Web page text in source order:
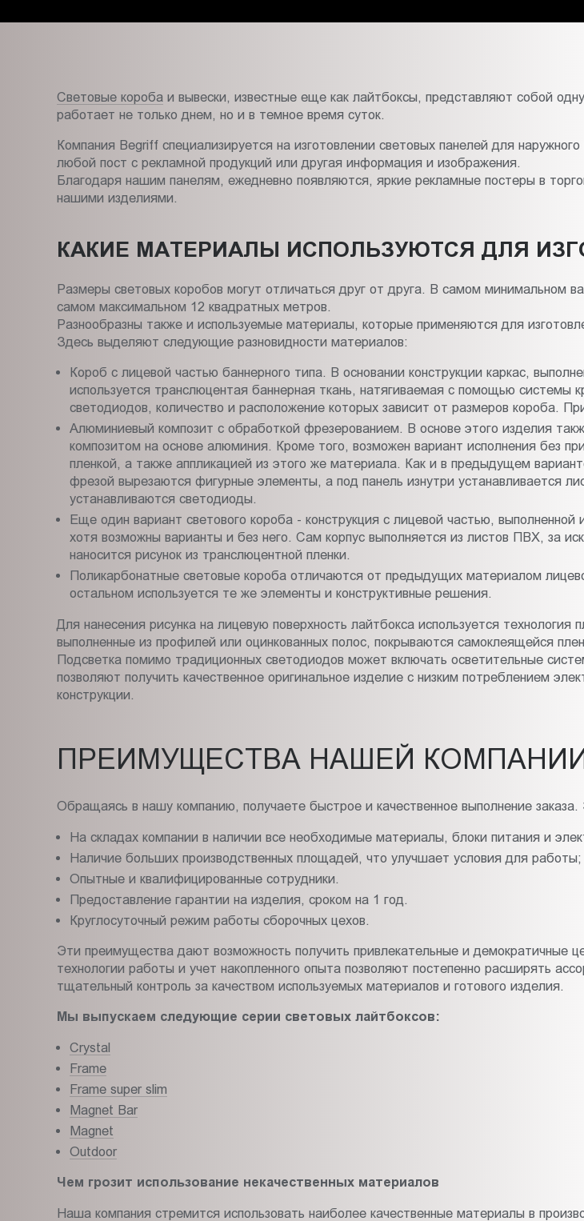
Световые короба и вывески, известные еще как лайтбоксы, представляют собой
работает не только днем, но и в темное время суток.
Компания Begriff специализируется на изготовлении световых панелей для
любой пост с рекламной продукций или другая информация и изображения.
Благодаря нашим панелям, ежедневно появляются, яркие рекламные постеры в
нашими изделиями.
КАКИЕ МАТЕРИАЛЫ ИСПОЛЬЗУЮТСЯ ДЛЯ
Размеры световых коробов могут отличаться друг от друга. В самом минимальном
самом максимальном 12 квадратных метров.
Разнообразны также и используемые материалы, которые применяются для
Здесь выделяют следующие разновидности материалов:
Короб с лицевой частью баннерного типа. В основании конструкции каркас,
используется транслюцентая баннерная ткань, натягиваемая с помощью
светодиодов, количество и расположение которых зависит от размеров короба.
Алюминиевый композит с обработкой фрезерованием. В основе этого изделия
композитом на основе алюминия. Кроме того, возможен вариант исполнения без
пленкой, а также аппликацией из этого же материала. Как и в предыдущем
фрезой вырезаются фигурные элементы, а под панель изнутри устанавливается
устанавливаются светодиоды.
Еще один вариант светового короба - конструкция с лицевой частью, выполненной
хотя возможны варианты и без него. Сам корпус выполняется из листов ПВХ, за
наносится рисунок из транслюцентной пленки.
Поликарбонатные световые короба отличаются от предыдущих материалом
остальном используется те же элементы и конструктивные решения.
Для нанесения рисунка на лицевую поверхность лайтбокса используется
выполненные из профилей или оцинкованных полос, покрываются самоклеящейся
Подсветка помимо традиционных светодиодов может включать осветительные
позволяют получить качественное оригинальное изделие с низким потреблением
конструкции.
ПРЕИМУЩЕСТВА НАШЕЙ
Обращаясь в нашу компанию, получаете быстрое и качественное выполнение
На складах компании в наличии все необходимые материалы, блоки питания и
Наличие больших производственных площадей, что улучшает условия для работы;
Опытные и квалифицированные сотрудники.
Предоставление гарантии на изделия, сроком на 1 год.
Круглосуточный режим работы сборочных цехов.
Эти преимущества дают возможность получить привлекательные и демократичные
технологии работы и учет накопленного опыта позволяют постепенно расширять
тщательный контроль за качеством используемых материалов и готового изделия.
Мы выпускаем следующие серии световых лайтбоксов:
Crystal
Frame
Frame super slim
Magnet Bar
Magnet
Outdoor
Чем грозит использование некачественных материалов
Наша компания стремится использовать наиболее качественные материалы в